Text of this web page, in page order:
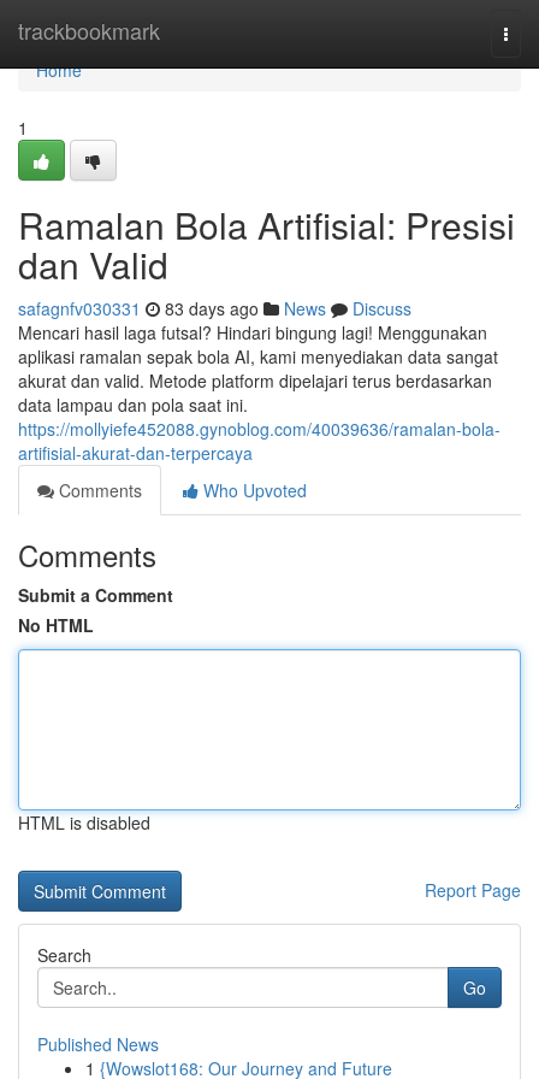
trackbookmark
Home
Home
1
Ramalan Bola Artifisial: Presisi
dan Valid
safagnfv030331 83 days ago News
Discuss
Mencari hasil laga futsal? Hindari bingung lagi! Menggunakan
aplikasi ramalan sepak bola AI, kami menyediakan data sangat
akurat dan valid. Metode platform dipelajari terus berdasarkan
data lampau dan pola saat ini.
https://mollyiefe452088.gynoblog.com/40039636/ramalan-bola-
artifisial-akurat-dan-terpercaya
Comments
Who Upvoted
Comments
Submit a Comment
No HTML
HTML is disabled
Report Page
Search
Go
Published News
1 {Wowslot168: Our Journey and Future